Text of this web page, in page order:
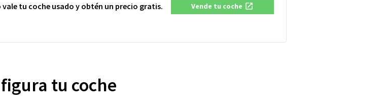
vale tu coche usado y obtén un precio gratis. Vende tu coche
tu coche